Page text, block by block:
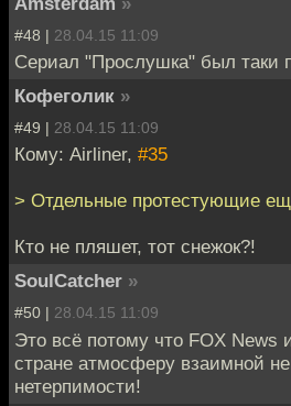
#48 | 28.04.15 11:09
Сериал "Прослушка" был таки
Кофеголик »
#49 | 28.04.15 11:09
Кому: Airliner, #35
> Отдельные протестующие
Кто не пляшет, тот снежок?!
SoulCatcher »
#50 | 28.04.15 11:09
Это всё потому что FOX News
стране атмосферу взаимной
нетерпимости!